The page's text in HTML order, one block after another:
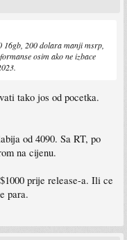
16gb, 200 dolara manji msrp,
osim ako ne izbace
tako jos od pocetka.
od 4090. Sa RT, po
na cijenu.
prije release-a. Ili ce
para.